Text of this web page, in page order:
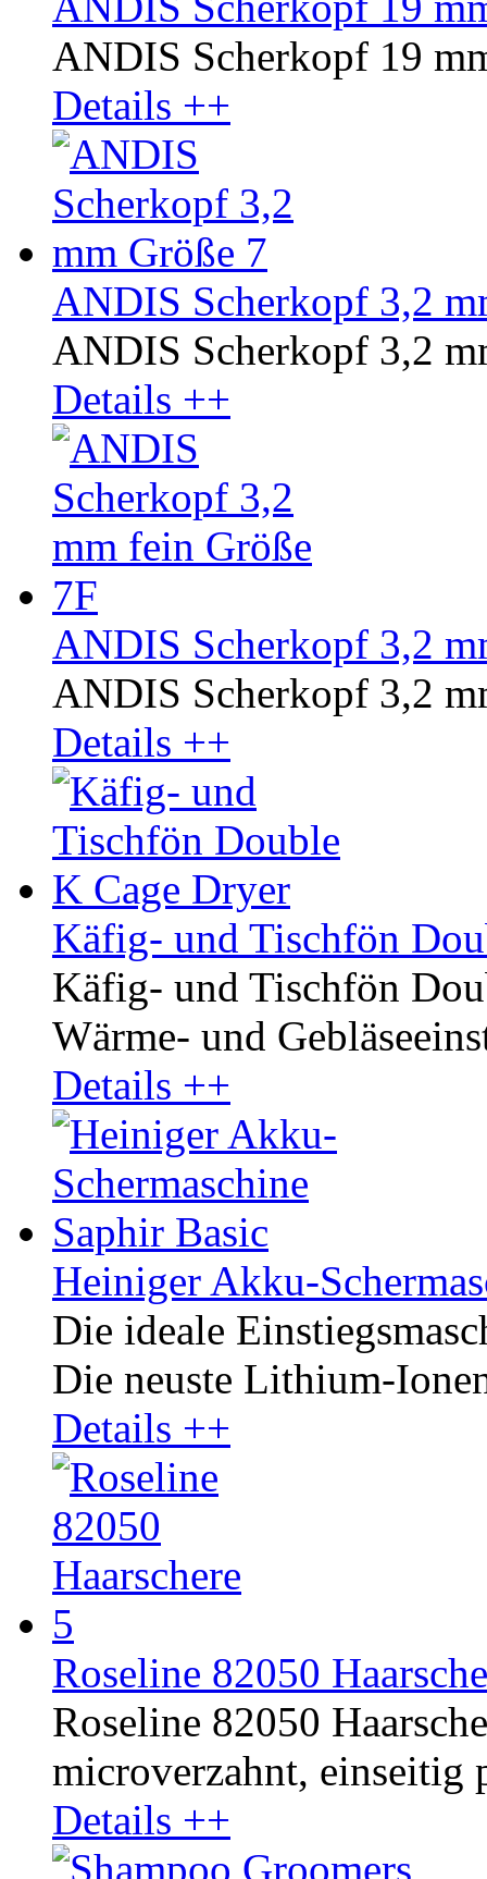
ANDIS Scherkopf 19
Details ++
ANDIS Scherkopf 3,2
ANDIS Scherkopf 3,2
Details ++
ANDIS Scherkopf 3,2
ANDIS Scherkopf 3,2
Details ++
Käfig- und Tischfön
Käfig- und Tischfön
Wärme- und
Details ++
Heiniger Akku-
Die ideale
Die neuste Lithium-
Details ++
Roseline 82050
Roseline 82050
microverzahnt, einseitig
Details ++